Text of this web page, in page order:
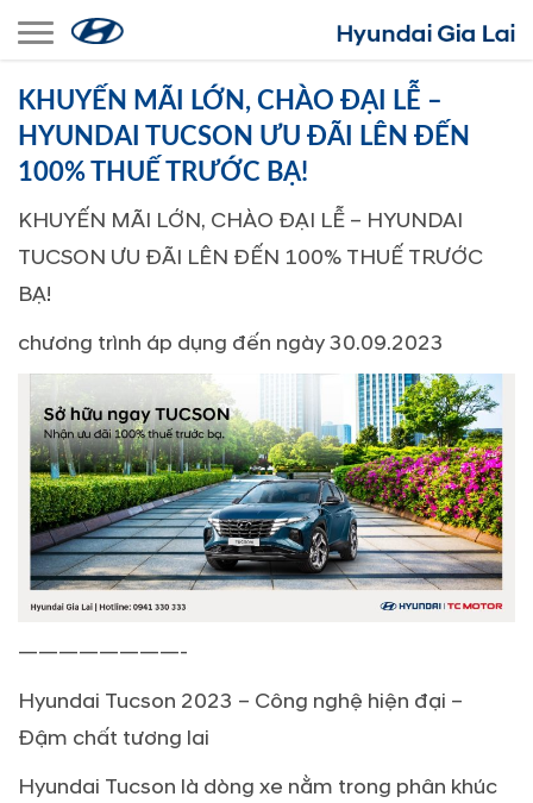
Toggle navigation
KHUYẾN MÃI LỚN, CHÀO ĐẠI LỄ –
HYUNDAI TUCSON ƯU ĐÃI LÊN ĐẾN
100% THUẾ TRƯỚC BẠ!
KHUYẾN MÃI LỚN, CHÀO ĐẠI LỄ – HYUNDAI
TUCSON ƯU ĐÃI LÊN ĐẾN 100% THUẾ TRƯỚC
BẠ!
chương trình áp dụng đến ngày 30.09.2023
————————-
Hyundai Tucson 2023 – Công nghệ hiện đại –
Đậm chất tương lai
Hyundai Tucson là dòng xe nằm trong phân khúc